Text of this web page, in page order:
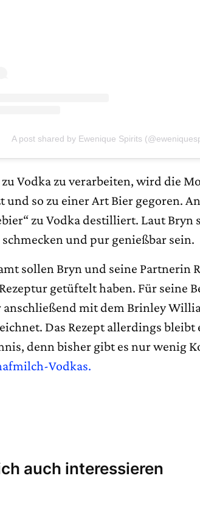
A post shared by Ewenique Spirits
zu Vodka zu verarbeiten, wird die
und so zu einer Art Bier gegoren.
zu Vodka destilliert. Laut Bryn
und pur genießbar sein.
sollen Bryn und seine Partnerin
getüftelt haben. Für seine
anschließend mit dem Brinley
Das Rezept allerdings
denn bisher gibt es nur wenig
Vodkas.
auch interessieren